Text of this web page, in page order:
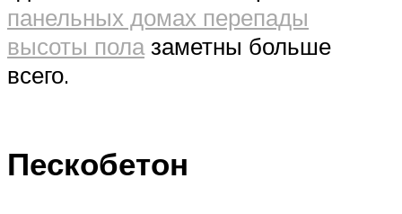
панельных домах перепады
высоты полазаметны больше
всего.
Пескобетон